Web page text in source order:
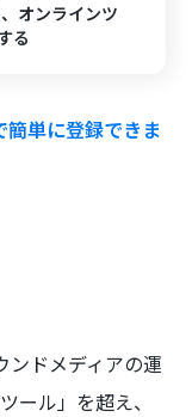
オンラインツ
る
単に登録できま
ンドメディアの運
ール」を超え、